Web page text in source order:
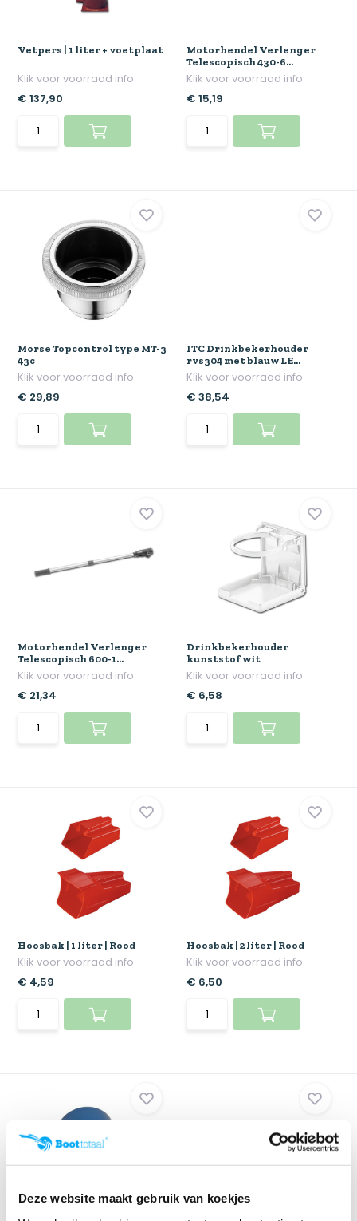
Deze website maakt gebruik van koekjes
Vetpers | 1 liter + voetplaat
Klik voor voorraad info
€ 137,90
Motorhendel Verlenger
Telescopisch 430-6...
Klik voor voorraad info
€ 15,19
Morse Topcontrol type MT-3
43c
Klik voor voorraad info
€ 29,89
ITC Drinkbekerhouder
rvs304 met blauw LE...
Klik voor voorraad info
€ 38,54
Motorhendel Verlenger
Telescopisch 600-1...
Klik voor voorraad info
€ 21,34
Drinkbekerhouder
kunststof wit
Klik voor voorraad info
€ 6,58
Hoosbak | 1 liter | Rood
Klik voor voorraad info
€ 4,59
Hoosbak | 2 liter | Rood
Klik voor voorraad info
€ 6,50